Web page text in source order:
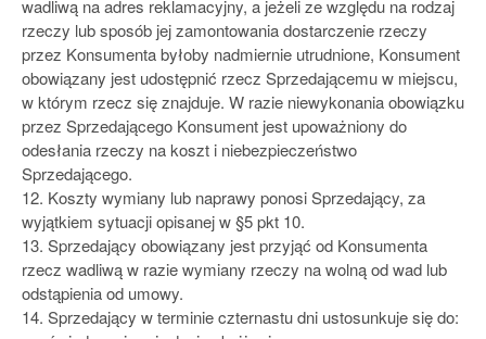
wadliwą na adres reklamacyjny, a jeżeli ze względu na rodzaj
rzeczy lub sposób jej zamontowania dostarczenie rzeczy
przez Konsumenta byłoby nadmiernie utrudnione, Konsument
obowiązany jest udostępnić rzecz Sprzedającemu w miejscu,
w którym rzecz się znajduje. W razie niewykonania obowiązku
przez Sprzedającego Konsument jest upoważniony do
odesłania rzeczy na koszt i niebezpieczeństwo
Sprzedającego.
12. Koszty wymiany lub naprawy ponosi Sprzedający, za
wyjątkiem sytuacji opisanej w §5 pkt 10.
13. Sprzedający obowiązany jest przyjąć od Konsumenta
rzecz wadliwą w razie wymiany rzeczy na wolną od wad lub
odstąpienia od umowy.
14. Sprzedający w terminie czternastu dni ustosunkuje się do: